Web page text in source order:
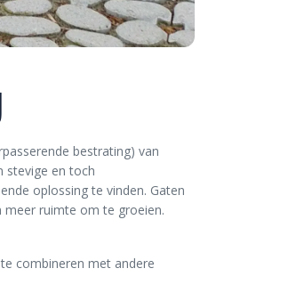
bestrating) van
stevige en toch
oplossing te vinden. Gaten
meer ruimte om te groeien.
combineren met andere